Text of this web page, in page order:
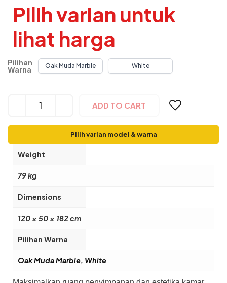
Pilih varian untuk
lihat harga
Pilihan
Warna Oak Muda Marble White
ADD TO CART
Alternative:
Pilih varian model & warna
Weight
79 kg
Dimensions
120 × 50 × 182 cm
Pilihan Warna
Oak Muda Marble, White